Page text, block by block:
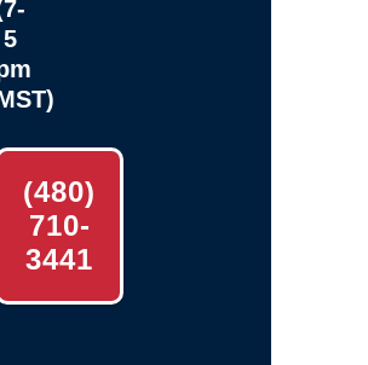
5
(480)
710-
3441